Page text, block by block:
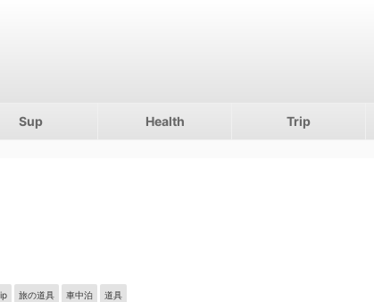
Sup Health Trip
旅の道具 車中泊 道具